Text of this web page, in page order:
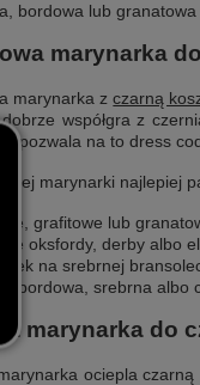
bordowa lub granatowa
marynarka
marynarka zczarną
współgra z
pozwala na to dress
marynarki najlepiej
grafitowe lub
oksfordy, derby albo
na srebrnej
bordowa, srebrna albo
marynarka do
ociepla czarną